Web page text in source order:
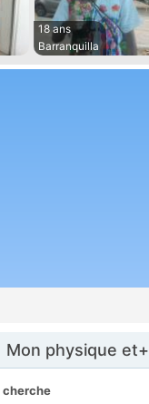
18 ans
Barranquilla
Mon physique et+
cherche